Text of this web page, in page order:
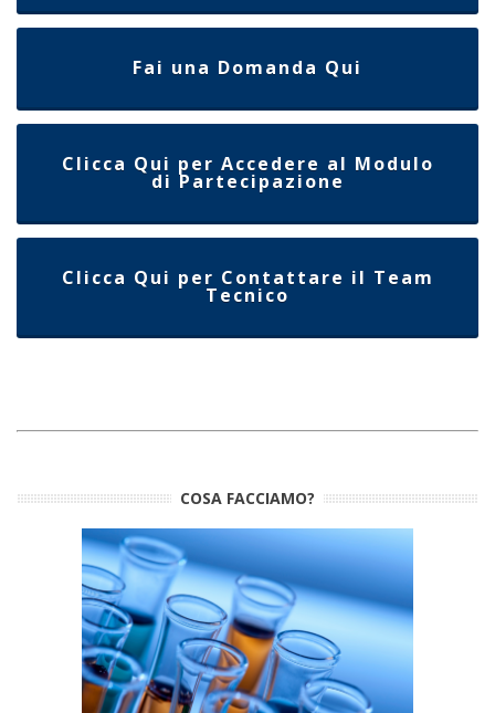
Fai una Domanda Qui
Clicca Qui per Accedere al Modulo
di Partecipazione
Clicca Qui per Contattare il Team
Tecnico
COSA FACCIAMO?